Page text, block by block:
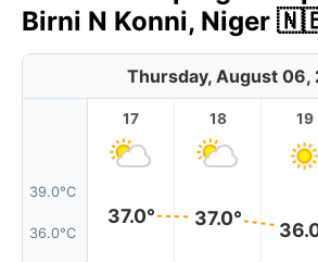
Birni N Konni, Niger
Thursday, August 06,
39.0°C
36.0°C
17
37.0°
18
37.0°
19